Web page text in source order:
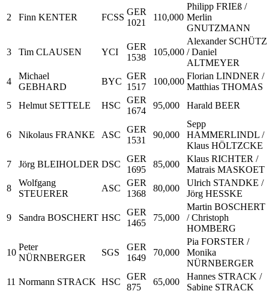
2 Finn KENTER FCSS
GER
1021
110,000
Philipp FRIEß /
Merlin
GNUTZMANN
3 Tim CLAUSEN YCI
GER
1538
105,000
Alexander SCHÜTZ
/ Daniel
ALTMEYER
4
Michael
GEBHARD
BYC
GER
1517
100,000
Florian LINDNER /
Matthias THOMAS
5
Helmut SETTELE HSC
GER
1674
95,000 Harald BEER
6 Nikolaus FRANKE ASC
GER
1531
90,000
Sepp
HAMMERLINDL /
Klaus HÖLTZCKE
7
Jörg BLEIHOLDER DSC
GER
1695
85,000
Klaus RICHTER /
Matrais MASKOET
8
Wolfgang
STEUERER
ASC
GER
1368
80,000
Ulrich STANDKE /
Jörg HESSKE
9 Sandra BOSCHERT HSC
GER
1465
75,000
Martin BOSCHERT
/ Christoph
HOMBERG
10
Peter
NÜRNBERGER
SGS
GER
1649
70,000
Pia FORSTER /
Monika
NÜRNBERGER
11 Normann STRACK HSC
GER
875
65,000
Hannes STRACK /
Sabine STRACK